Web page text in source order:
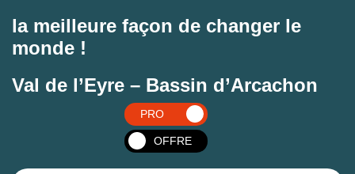
la meilleure façon de changer le
monde !
Val de l’Eyre – Bassin d’Arcachon
PRO
OFFRE